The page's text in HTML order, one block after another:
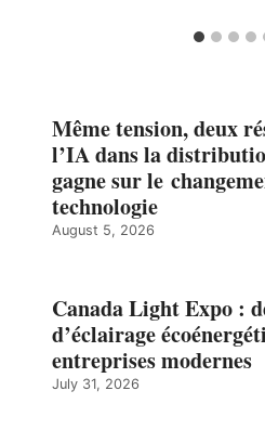
Même tension, deux
l’IA dans la
gagne sur le
technologie
August 5, 2026
Canada Light Expo :
d’éclairage
entreprises modernes
July 31, 2026